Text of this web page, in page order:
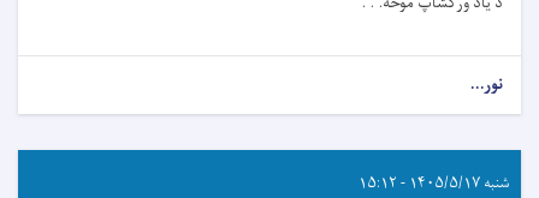
نور...
شنبه ۱۴۰۵/۵/۱۷ - ۱۵:۱۲